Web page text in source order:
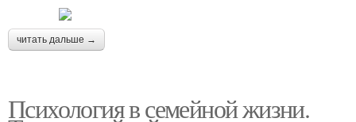
читать дальше →
Психология в семейной жизни.